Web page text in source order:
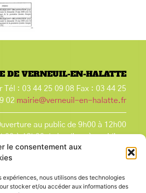
le consentement aux
expériences, nous utilisons des technologies
stocker et/ou accéder aux informations des
DE VERNEUIL-EN-HALATTE
Tél : 03 44 25 09 08 Fax : 03 44 25
02 mairie@verneuil-en-halatte.fr
au public de 9h00 à 12h00
à 18h00 du lundi après-midi au
vendredi,
et le samedi de 9h00 à 12h00.
que les jours fériés.